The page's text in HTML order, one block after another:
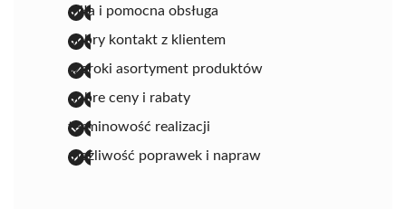
miła i pomocna obsługa
dobry kontakt z klientem
szeroki asortyment produktów
dobre ceny i rabaty
terminowość realizacji
możliwość poprawek i napraw